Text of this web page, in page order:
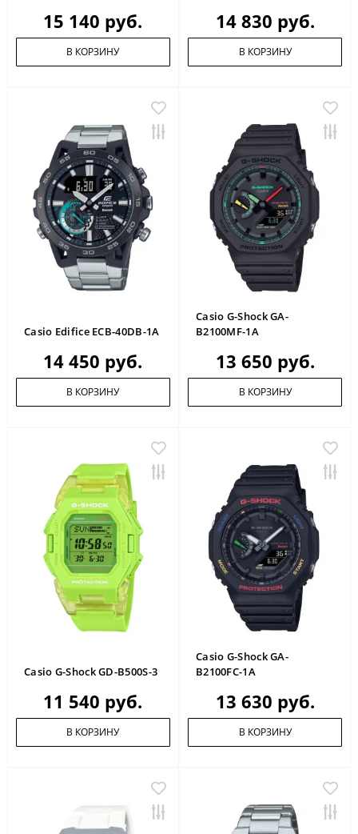
15 140 руб.
В КОРЗИНУ
14 830 руб.
В КОРЗИНУ
Casio Edifice ECB-40DB-1A
14 450 руб.
В КОРЗИНУ
Casio G-Shock GA-
B2100MF-1A
13 650 руб.
В КОРЗИНУ
Casio G-Shock GD-B500S-3
11 540 руб.
В КОРЗИНУ
Casio G-Shock GA-
B2100FC-1A
13 630 руб.
В КОРЗИНУ